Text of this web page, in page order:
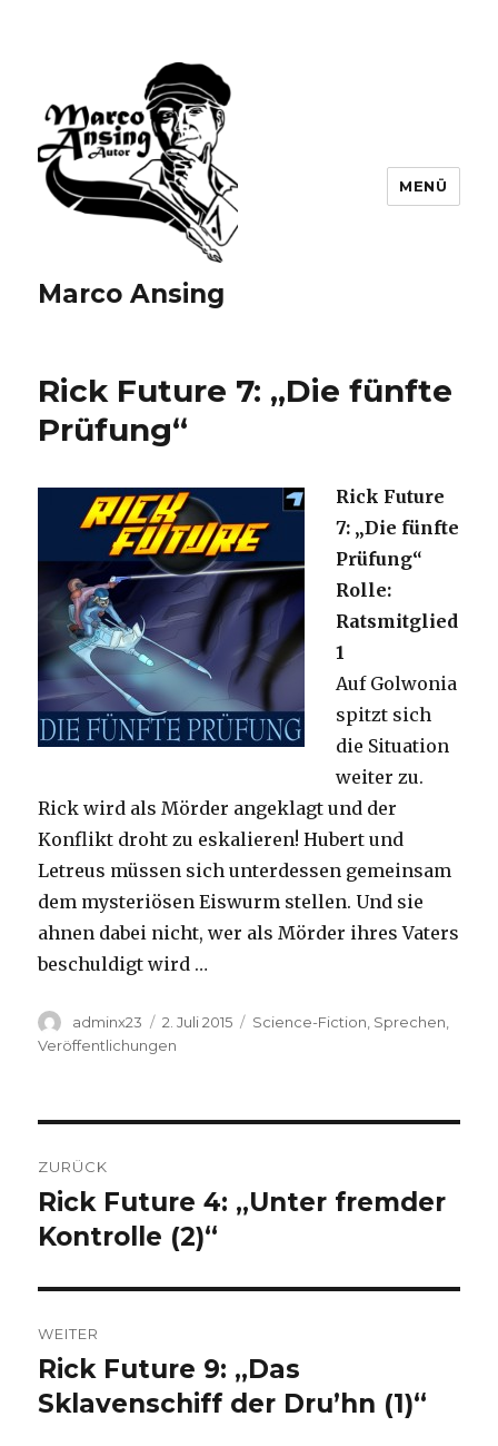
Marco Ansing
MENÜ
Rick Future 7: „Die fünfte
Prüfung“
Rick Future
7: „Die fünfte
Prüfung“
Rolle:
Ratsmitglied
1
Auf Golwonia
spitzt sich
die Situation
weiter zu.
Rick wird als Mörder angeklagt und der
Konflikt droht zu eskalieren! Hubert und
Letreus müssen sich unterdessen gemeinsam
dem mysteriösen Eiswurm stellen. Und sie
ahnen dabei nicht, wer als Mörder ihres Vaters
beschuldigt wird …
Autor
adminx23
Veröffentlicht
am
2. Juli 2015 Kategorien
Science-Fiction Sprechen
Veröffentlichungen
ZURÜCK
Vorheriger
Beitrag:
Rick Future 4: „Unter fremder
Kontrolle (2)“
WEITER
Nächster
Beitrag:
Rick Future 9: „Das
Sklavenschiff der Dru’hn (1)“